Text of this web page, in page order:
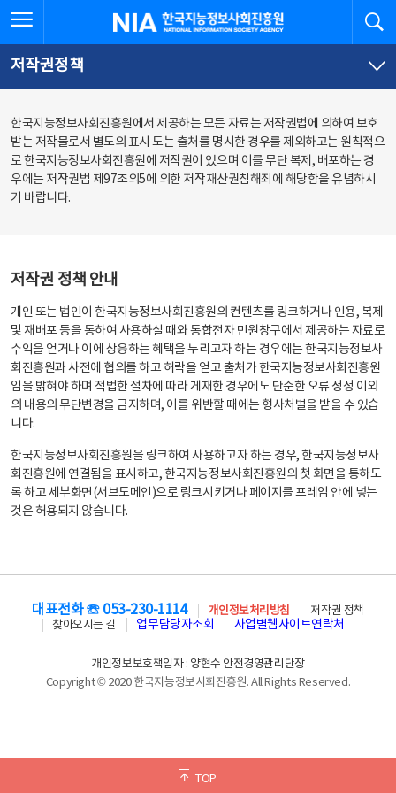
문
로
가
체
뉴
바
가
한국지능정보사회진흥원
저작권정책
한국지능정보사회진흥원에서 제공하는 모든 자료는 저작권법에 의하여 보호
받는 저작물로서 별도의 표시 도는 출처를 명시한 경우를 제외하고는 원칙적으
로 한국지능정보사회진흥원에 저작권이 있으며 이를 무단 복제, 배포하는 경
우에는 저작권법 제97조의5에 의한 저작재산권침해죄에 해당함을 유념하시
기 바랍니다.
저작권 정책 안내
개인 또는 법인이 한국지능정보사회진흥원의 컨텐츠를 링크하거나 인용, 복제
및 재배포 등을 통하여 사용하실 때와 통합전자 민원창구에서 제공하는 자료로
수익을 얻거나 이에 상응하는 혜택을 누리고자 하는 경우에는 한국지능정보사
회진흥원과 사전에 협의를 하고 허락을 얻고 출처가 한국지능정보사회진흥원
임을 밝혀야 하며 적법한 절차에 따라 게재한 경우에도 단순한 오류 정정 이외
의 내용의 무단변경을 금지하며, 이를 위반할 때에는 형사처벌을 받을 수 있습
니다.
한국지능정보사회진흥원을 링크하여 사용하고자 하는 경우, 한국지능정보사
회진흥원에 연결됨을 표시하고, 한국지능정보사회진흥원의 첫 화면을 통하도
록 하고 세부화면(서브도메인)으로 링크시키거나 페이지를 프레임 안에 넣는
것은 허용되지 않습니다.
TOP
대표전화 ☏ 053-230-1114 개인정보처리방침
저작권 정책
찾아오시는 길
업무담당자조회 사업별웹사이트연락처
개인정보보호책임자 : 양현수 안전경영관리단장
Copyright © 2020 한국지능정보사회진흥원. All Rights Reserved.